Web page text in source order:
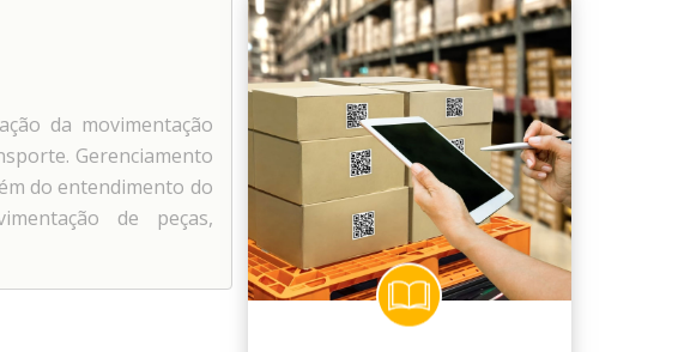
da movimentação
Gerenciamento
do entendimento do
de peças,